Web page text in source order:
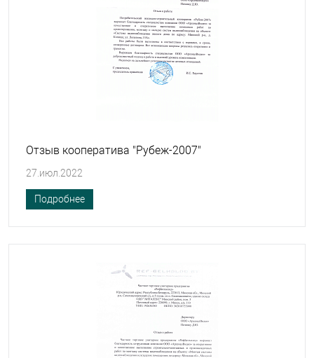
Отзыв кооператива "Рубеж-2007"
27.июл.2022
Подробнее